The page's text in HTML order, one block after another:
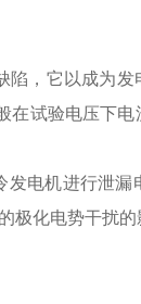
，它以成为发
试验电压下电
发电机进行泄漏
极化电势干扰